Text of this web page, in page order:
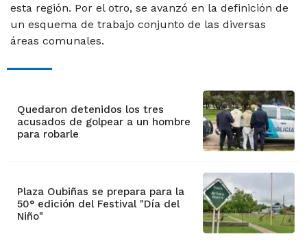
esta región. Por el otro, se avanzó en la definición de
un esquema de trabajo conjunto de las diversas
áreas comunales.
Quedaron detenidos los tres
acusados de golpear a un hombre
para robarle
Plaza Oubiñas se prepara para la
50° edición del Festival "Día del
Niño"